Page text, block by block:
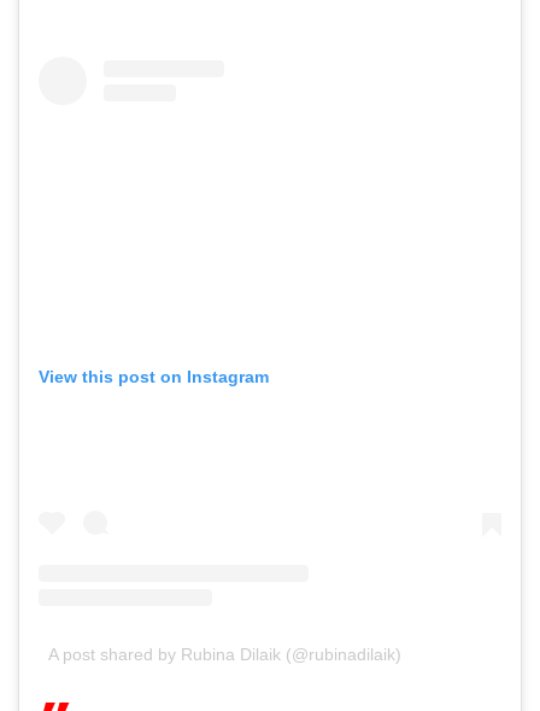
View this post on Instagram
A post shared by Rubina Dilaik (@rubinadilaik)